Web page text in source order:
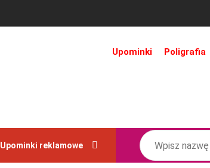
Upominki Poligrafia
Upominki reklamowe